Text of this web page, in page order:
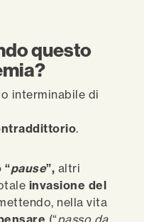
questo
interminabile di
.
“pause”, altri
invasione del
nella vita
(“passo da